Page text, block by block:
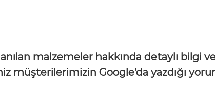
malzemeler hakkında detaylı bilgi
müşterilerimizin Google’da yazdığı